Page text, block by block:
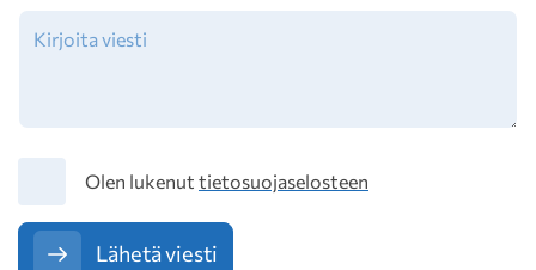
TietosuojaOlen lukenut tietosuojaselosteen
Lähetä viesti